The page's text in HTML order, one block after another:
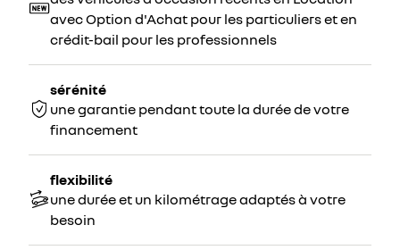
avec Option d'Achat pour les particuliers et en
crédit-bail pour les professionnels
sérénité
une garantie pendant toute la durée de votre
financement
flexibilité
une durée et un kilométrage adaptés à votre
besoin